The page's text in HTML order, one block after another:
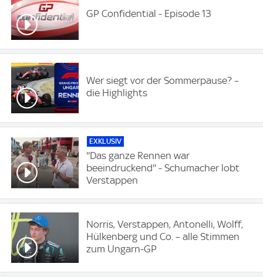
GP Confidential - Episode 13
Wer siegt vor der Sommerpause? –
die Highlights
EXKLUSIV
''Das ganze Rennen war
beeindruckend'' - Schumacher lobt
Verstappen
Norris, Verstappen, Antonelli, Wolff,
Hülkenberg und Co. – alle Stimmen
zum Ungarn-GP